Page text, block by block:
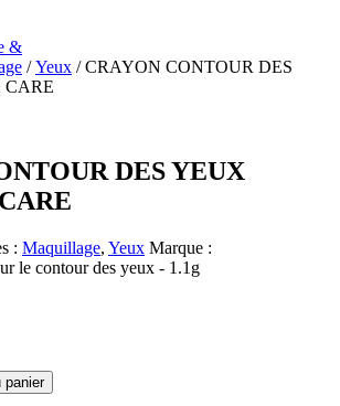
&
/Yeux / CRAYON CONTOUR DES
DES YEUX
: Maquillage, Yeux Marque :
le contour des yeux - 1.1g
panier